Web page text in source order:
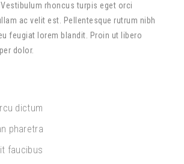
rhoncus turpis eget orci
ac velit est. Pellentesque rutrum nibh
feugiat lorem blandit. Proin ut libero
dolor.
dictum
pharetra
faucibus